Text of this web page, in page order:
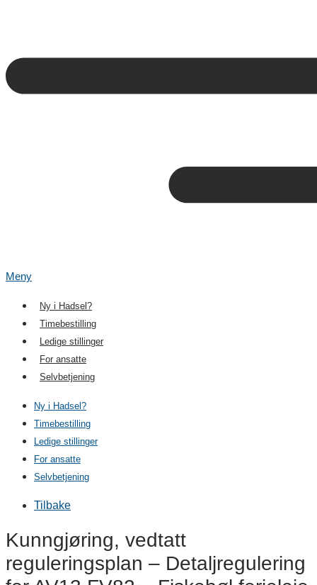
Meny
Ny i Hadsel?
Timebestilling
Ledige stillinger
For ansatte
Selvbetjening
Ny i Hadsel?
Timebestilling
Ledige stillinger
For ansatte
Selvbetjening
Tilbake
Kunngjøring, vedtatt
reguleringsplan – Detaljregulering